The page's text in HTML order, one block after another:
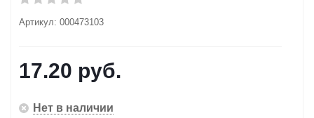
Артикул: 000473103
17.20 руб.
Нет в наличии